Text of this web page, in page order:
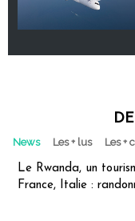
News Les + lus Les +
Le Rwanda, un
France, Italie :